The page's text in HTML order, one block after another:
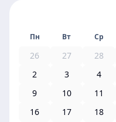
Пн Вт Ср
26 27 28
2
3 4
9
10 11
16
17 18